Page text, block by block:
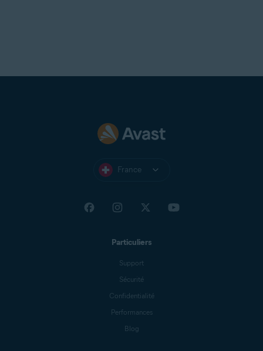
France
Particuliers
Support
Sécurité
Confidentialité
Performances
Blog